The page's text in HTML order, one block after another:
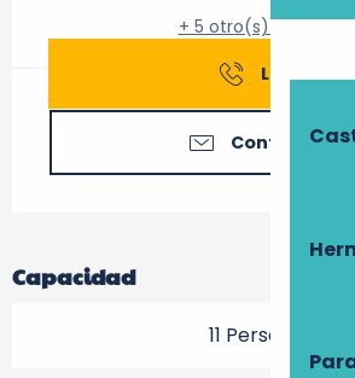
+ 5 otro(s)
Llamar
Contáctenos
Capacidad
11 Persona(s)